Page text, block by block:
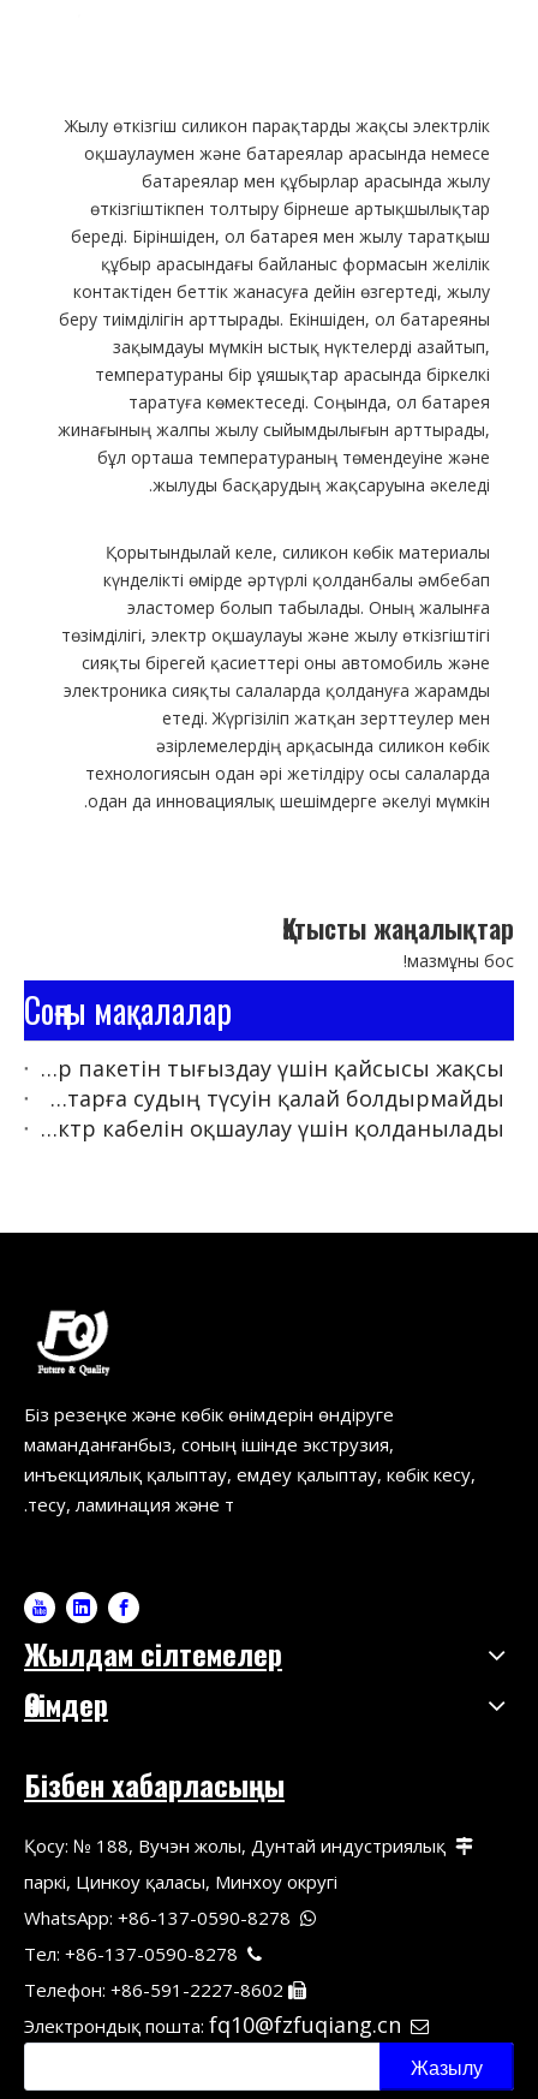
Жылу өткізгіш силикон парақтарды жақсы электрлік
оқшаулаумен және батареялар арасында немесе
батареялар мен құбырлар арасында жылу
өткізгіштікпен толтыру бірнеше артықшылықтар
береді. Біріншіден, ол батарея мен жылу таратқыш
құбыр арасындағы байланыс формасын желілік
контактіден беттік жанасуға дейін өзгертеді, жылу
беру тиімділігін арттырады. Екіншіден, ол батареяны
зақымдауы мүмкін ыстық нүктелерді азайтып,
температураны бір ұяшықтар арасында біркелкі
таратуға көмектеседі. Соңында, ол батарея
жинағының жалпы жылу сыйымдылығын арттырады,
бұл орташа температураның төмендеуіне және
жылуды басқарудың жақсаруына әкеледі.
Қорытындылай келе, силикон көбік материалы
күнделікті өмірде әртүрлі қолданбалы әмбебап
эластомер болып табылады. Оның жалынға
төзімділігі, электр оқшаулауы және жылу өткізгіштігі
сияқты бірегей қасиеттері оны автомобиль және
электроника сияқты салаларда қолдануға жарамды
етеді. Жүргізіліп жатқан зерттеулер мен
әзірлемелердің арқасында силикон көбік
технологиясын одан әрі жетілдіру осы салаларда
одан да инновациялық шешімдерге әкелуі мүмкін.
Қатысты жаңалықтар
мазмұны бос!
Соңғы мақалалар
EPDM және силикон резеңке: EV аккумулятор пакетін тығыздау үшін қайсысы жақсы?
Силиконды резеңке тығыздағыштар EV жоғары вольтты қосқыштарға судың түсуін қалай болдырмайды?
Неліктен силикон резеңке жоғары вольтты электр кабелін оқшаулау үшін қолданылады?
Біз резеңке және көбік өнімдерін өндіруге
маманданғанбыз, соның ішінде экструзия,
инъекциялық қалыптау, емдеу қалыптау, көбік кесу,
тесу, ламинация және т.
Жылдам сілтемелер
Өнімдер
Бізбен хабарласыңы

Қосу: № 188, Вучэн жолы, Дунтай индустриялық
паркі, Цинкоу қаласы, Минхоу округі

WhatsApp: +86-137-0590-8278

Тел: +86-137-0590-8278

Телефон: +86-591-2227-8602

Электрондық пошта: fq10@fzfuqiang.cn
Жазылу